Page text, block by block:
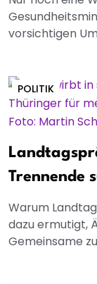
vorsichtigen
POLITIK
Trennende
Warum
dazu ermutigt,
Gemeinsame